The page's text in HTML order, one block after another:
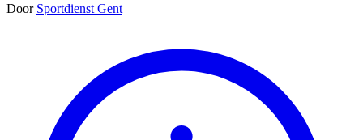
Door Sportdienst Gent